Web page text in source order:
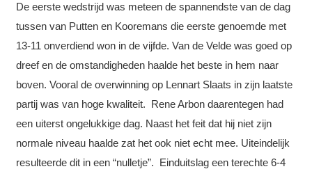
De eerste wedstrijd was meteen de spannendste van de dag
tussen van Putten en Kooremans die eerste genoemde met
13-11 onverdiend won in de vijfde. Van de Velde was goed op
dreef en de omstandigheden haalde het beste in hem naar
boven. Vooral de overwinning op Lennart Slaats in zijn laatste
partij was van hoge kwaliteit. Rene Arbon daarentegen had
een uiterst ongelukkige dag. Naast het feit dat hij niet zijn
normale niveau haalde zat het ook niet echt mee. Uiteindelijk
resulteerde dit in een “nulletje”. Einduitslag een terechte 6-4